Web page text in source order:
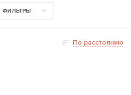
ФИЛЬТРЫ
По расстоянию